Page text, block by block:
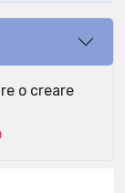
o creare